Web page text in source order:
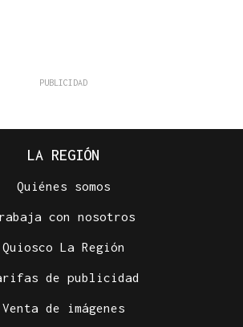
LA REGIÓN
Quiénes somos
con nosotros
Quiosco La Región
de publicidad
Venta de imágenes